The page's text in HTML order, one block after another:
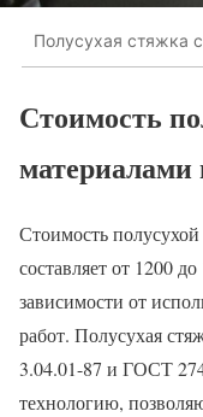
Полусухая стяжка
Стоимость
материалами
Стоимость
составляет от 1200
зависимости от
работ. Полусухая
3.04.01-87 и ГОСТ
технологию,